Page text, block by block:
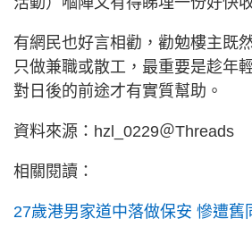
有網民也好言相勸，勸勉樓主既
只做兼職或散工，最重要是趁年
對日後的前途才有實質幫助。
資料來源：hzl_0229＠Threads
相關閱讀：
27歲港男家道中落做保安 慘遭舊